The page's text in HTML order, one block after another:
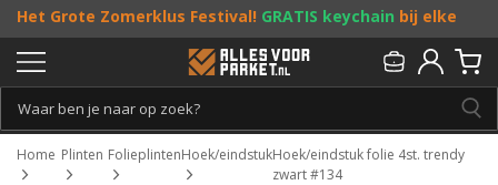
Het Grote Zomerklus Festival! GRATIS keychain bij elke
bestelling vanaf €25, entoffe acties! Doe je mee?
Persoonlijk & gratis advies:013 - 207 00 01
Home Plinten FolieplintenHoek/eindstukHoek/eindstuk folie 4st. trendy
zwart #134